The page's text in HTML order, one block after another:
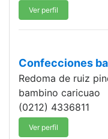
Ver perfil
Confecciones
Redoma de ruiz
bambino caricuao
(0212) 4336811
Ver perfil